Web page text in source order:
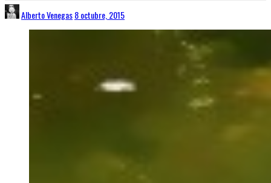
Alberto Venegas8 octubre, 2015